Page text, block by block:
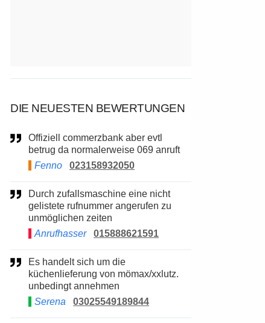
DIE NEUESTEN BEWERTUNGEN
Offiziell commerzbank aber evtl
betrug da normalerweise 069 anruft
Fenno
023158932050
Durch zufallsmaschine eine nicht
gelistete rufnummer angerufen zu
unmöglichen zeiten
Anrufhasser
015888621591
Es handelt sich um die
küchenlieferung von mömax/xxlutz.
unbedingt annehmen
Serena
03025549189844